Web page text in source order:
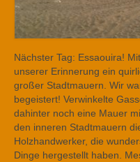
Nächster Tag: Essaouira!
unserer Erinnerung ein
großer Stadtmauern. Wir
begeistert! Verwinkelte
dahinter noch eine Mauer
den inneren Stadtmauern
Holzhandwerker, die
Dinge hergestellt haben.